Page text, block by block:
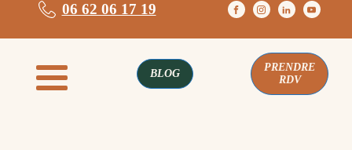
06 62 06 17 19
BLOG
PRENDRE
RDV